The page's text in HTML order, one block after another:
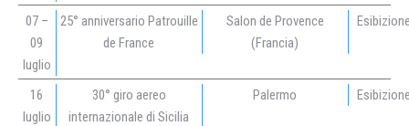
07 –
09
luglio
25° anniversario Patrouille
de France
Salon de Provence
(Francia)
16
luglio
30° giro aereo
internazionale di Sicilia
Palermo